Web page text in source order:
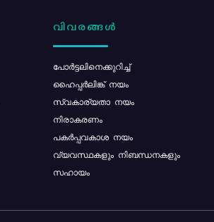
വിവരങ്ങൾ
പോര്‍ട്ടലിനെക്കുറിച്ച്
ഹൈപ്പർലിങ്ക് നയം
സ്വകാര്യതാ നയം
നിരാകരണം
പകർപ്പവകാശ നയം
വ്യവസ്ഥകളും നിബന്ധനകളും
സഹായം